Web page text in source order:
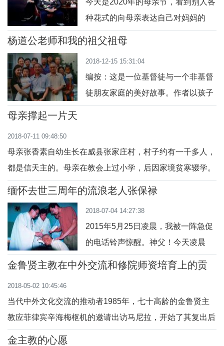
者曾和这位耶稣会长上有过两次简短
会面，得到过他的鼓励和美好祝福。
如今回忆起来，记忆犹新，历历在
今天是2020年的母亲节，看到别人各
种花式的向母亲表达自己对妈妈的
爱，我也好想给我的妈妈道一句“妈
的8月1日都有自己的印象与影响，但
在我的人生来讲，这是一个伴随一生
的苦难与悲伤的日子，因为这一天我
忙碌的工作。
杨道公老师和我的祖父祖母
2018-12-15 15:31:04
编按：这是一位基督徒与一个非基督
徒朋友家庭的美好故事。作者以孩子
母亲撑起一片天
2018-07-11 09:48:50
母亲张香素自幼生长在威县张家庄村，村子约有一千多人，
都是信天主的。母亲在教会上过小学，后因家境贫寒辍学。
虽然这样，信德却永存心中。
缅怀去世三周年的流浪老人张保禄
2018-07-04 14:27:38
2015年5月25日凌晨，我被一阵急促
的电话铃声惊醒。神父！今天凌晨
3：50分，保禄走了！为他祈祷吧！
金鲁贤主教在中外交流和修院师资培育上的贡
2018-05-02 10:45:46
当代中外文化交流的推动者1985年，七十高龄的金鲁贤主
教应菲律宾辛海梅枢机的邀请出访马尼拉，开始了其复出后
的第一次海外出访。2003年10月
金主教的心愿